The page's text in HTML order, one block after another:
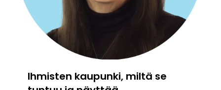
Ihmisten kaupunki, miltä se